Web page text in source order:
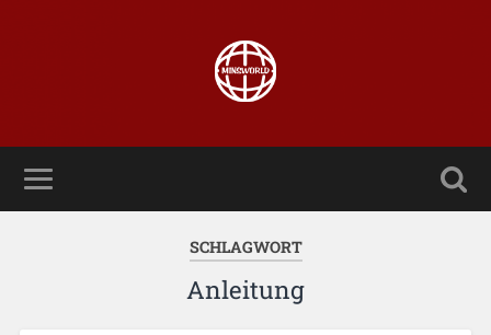
SCHLAGWORT
Anleitung